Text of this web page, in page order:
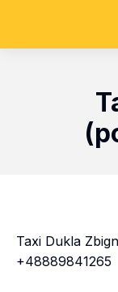
Taxi Dukla
+48889841265